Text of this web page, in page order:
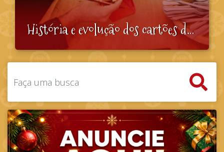
História e evolução dos cartões de Natal